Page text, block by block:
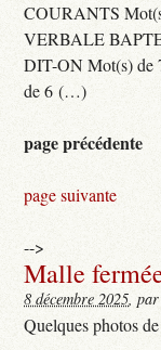
COURANTS
VERBALE
DIT-ON Mot(s)
de 6 (…)
page précédente
page suivante
-->
Malle
8 décembre 2025,
Quelques photos